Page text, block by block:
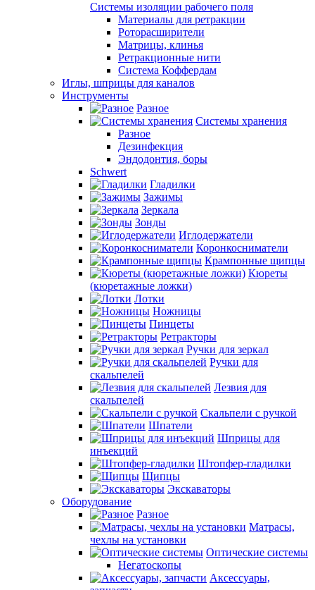
Системы изоляции рабочего поля
Материалы для ретракции
Роторасширители
Матрицы, клинья
Ретракционные нити
Система Коффердам
Иглы, шприцы для каналов
Инструменты
Разное
Системы хранения
Разное
Дезинфекция
Эндодонтия, боры
Schwert
Гладилки
Зажимы
Зеркала
Зонды
Иглодержатели
Коронкосниматели
Крампонные щипцы
Кюреты
(кюретажные ложки)
Лотки
Ножницы
Пинцеты
Ретракторы
Ручки для зеркал
Ручки для
скальпелей
Лезвия для
скальпелей
Скальпели с ручкой
Шпатели
Шприцы для
инъекций
Штопфер-гладилки
Щипцы
Экскаваторы
Оборудование
Разное
Матрасы,
чехлы на установки
Оптические системы
Негатоскопы
Аксессуары,